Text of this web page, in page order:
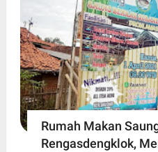
Rumah Makan
Rengasdengklok,